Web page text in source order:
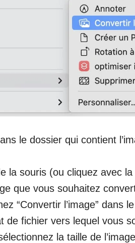
le dossier qui contient
la souris (ou cliquez avec
que vous souhaitez
“Convertir l’image” dans
de fichier vers lequel vous
la taille de